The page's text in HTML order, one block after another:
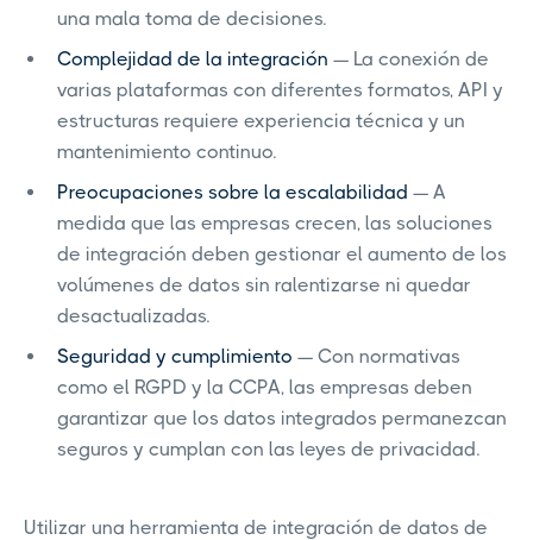
una mala toma de decisiones.
Complejidad de la integración — La conexión de
varias plataformas con diferentes formatos, API y
estructuras requiere experiencia técnica y un
mantenimiento continuo.
Preocupaciones sobre la escalabilidad — A
medida que las empresas crecen, las soluciones
de integración deben gestionar el aumento de los
volúmenes de datos sin ralentizarse ni quedar
desactualizadas.
Seguridad y cumplimiento — Con normativas
como el RGPD y la CCPA, las empresas deben
garantizar que los datos integrados permanezcan
seguros y cumplan con las leyes de privacidad.
Utilizar una herramienta de integración de datos de